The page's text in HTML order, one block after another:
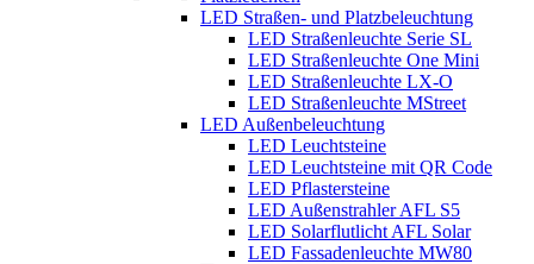
LED Straßen- und Platzbeleuchtung
LED Straßenleuchte Serie SL
LED Straßenleuchte One Mini
LED Straßenleuchte LX-O
LED Straßenleuchte MStreet
LED Außenbeleuchtung
LED Leuchtsteine
LED Leuchtsteine mit QR Code
LED Pflastersteine
LED Außenstrahler AFL S5
LED Solarflutlicht AFL Solar
LED Fassadenleuchte MW80